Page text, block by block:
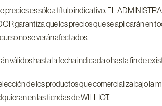
precios es sólo a título indicativo. EL
garantiza que los precios que se aplicarán en
no se verán afectados.
válidos hasta la fecha indicada o hasta fin de
de los productos que comercializa bajo
en las tiendas de WILLIOT.